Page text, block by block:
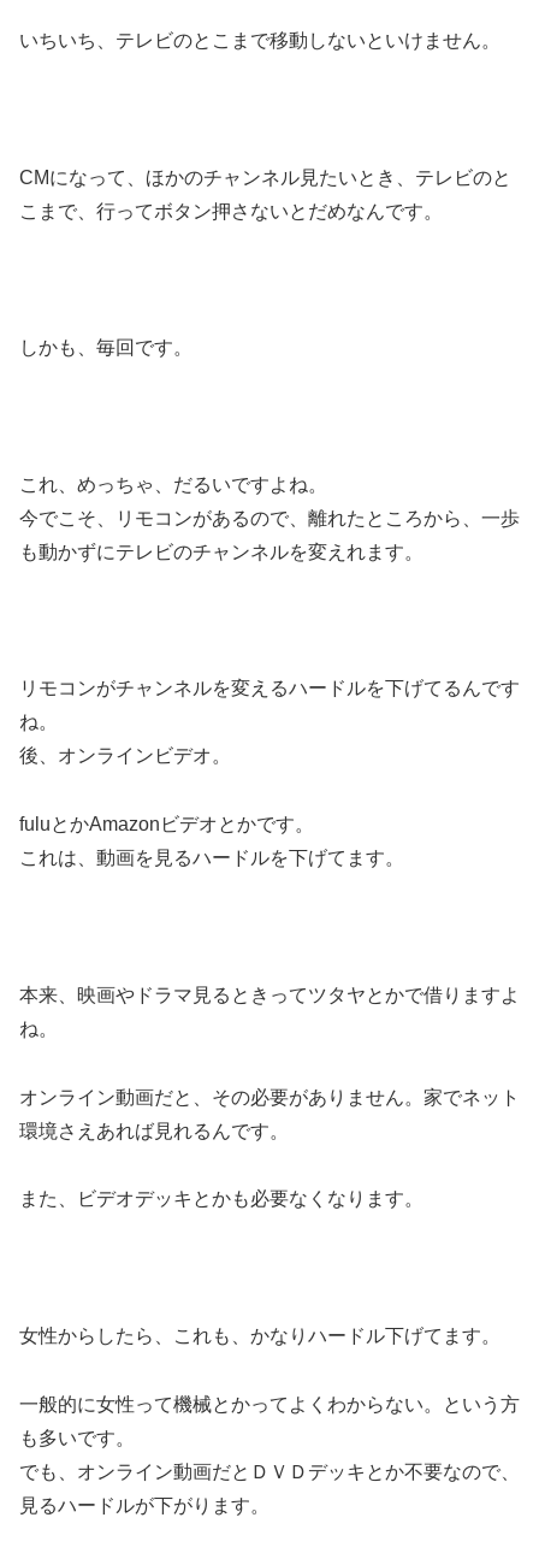
いちいち、テレビのとこまで移動しないといけません。
CMになって、ほかのチャンネル見たいとき、テレビのと
こまで、行ってボタン押さないとだめなんです。
しかも、毎回です。
これ、めっちゃ、だるいですよね。
今でこそ、リモコンがあるので、離れたところから、一歩
も動かずにテレビのチャンネルを変えれます。
リモコンがチャンネルを変えるハードルを下げてるんです
ね。
後、オンラインビデオ。
fuluとかAmazonビデオとかです。
これは、動画を見るハードルを下げてます。
本来、映画やドラマ見るときってツタヤとかで借りますよ
ね。
オンライン動画だと、その必要がありません。家でネット
環境さえあれば見れるんです。
また、ビデオデッキとかも必要なくなります。
女性からしたら、これも、かなりハードル下げてます。
一般的に女性って機械とかってよくわからない。という方
も多いです。
でも、オンライン動画だとＤＶＤデッキとか不要なので、
見るハードルが下がります。